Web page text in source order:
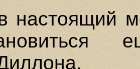
настоящий